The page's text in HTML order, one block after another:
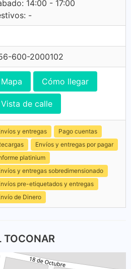
14:00 - 17:00
-
600-2000102
Mapa Cómo llegar
Vista de calle
y entregas
Pago cuentas
Envíos y entregas por pagar
platinium
y entregas sobredimensionado
pre-etiquetados y entregas
de Dinero
TOCONAR